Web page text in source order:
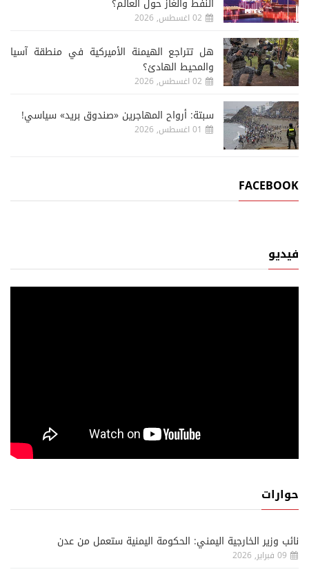
النفط والغاز حول العالم؟
02 اغسطس, 2026
هل تتراجع الهيمنة الأميركية في منطقة آسيا
والمحيط الهادئ؟
02 اغسطس, 2026
سبتة: أرواح المهاجرين «صندوق بريد» سياسي!
01 اغسطس, 2026
FACEBOOK
فيديو
حوارات
نائب وزير الخارجية اليمني: الحكومة اليمنية ستعمل من عدن
09 فبراير, 2026